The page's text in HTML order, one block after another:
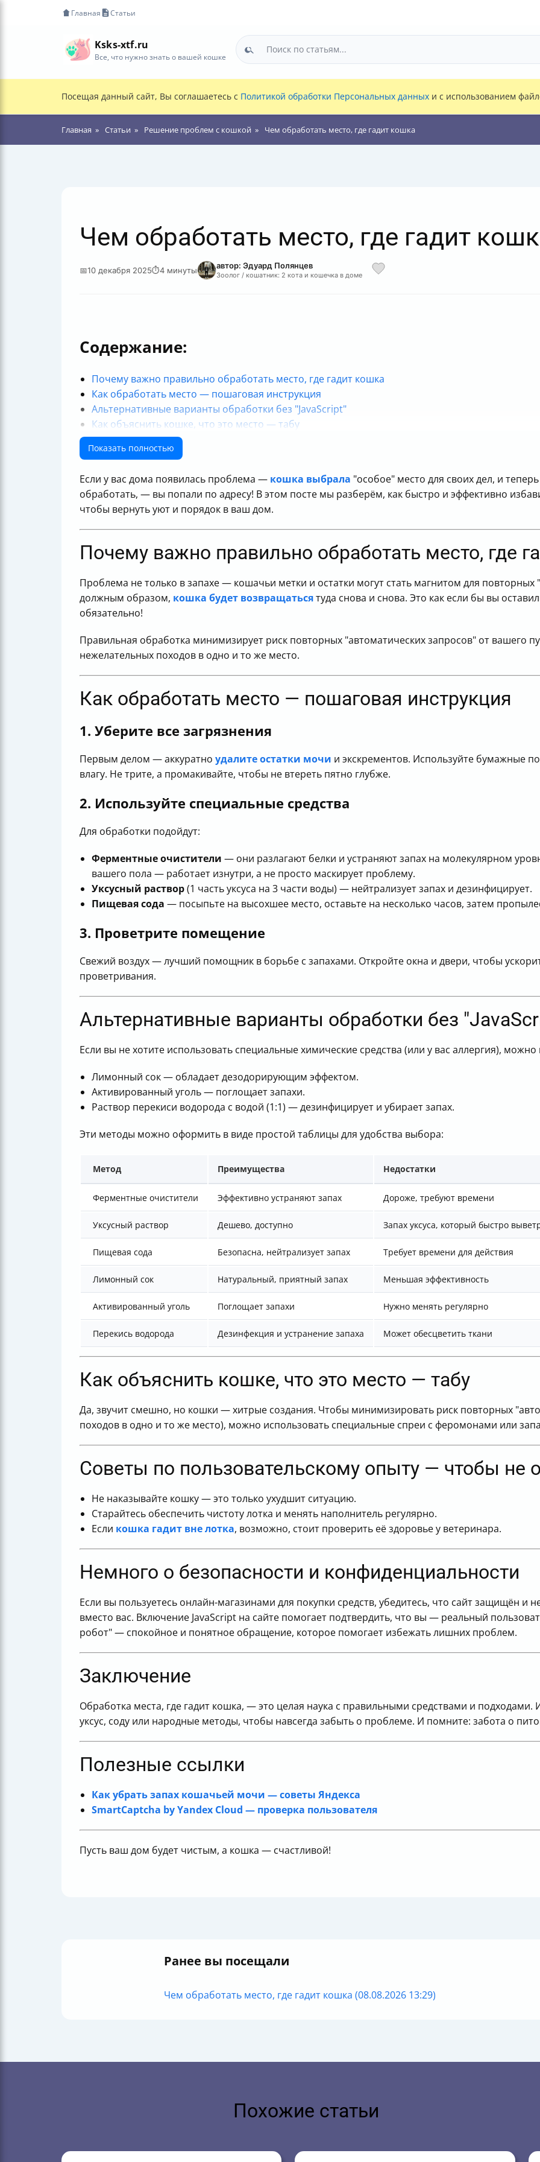
Главная Статьи
Ksks-xtf.ru
Все, что нужно знать о вашей кошке
Посещая данный сайт, Вы соглашаетесь с Политикой обработки Персональных данных и с использованием
Главная Статьи Решение проблем с кошкой Чем обработать место, где гадит кошка
Чем обработать место, где гадит
📅10 декабря 2025⏱4 минуты автор: Эдуард Полянцев
Зоолог / кошатник: 2 кота и кошечка в доме
Содержание:
Почему важно правильно обработать место, где гадит кошка
Как обработать место — пошаговая инструкция
Альтернативные варианты обработки без "JavaScript"
Как объяснить кошке, что это место — табу
Советы по пользовательскому опыту — чтобы не отталкивать питомца
Немного о безопасности и конфиденциальности
Полезные ссылки
Показать полностью
Если у вас дома появилась проблема — кошка выбрала "особое" место для своих дел, и
обработать, — вы попали по адресу! В этом посте мы разберём, как быстро и эффективно
чтобы вернуть уют и порядок в ваш дом.
Почему важно правильно обработать место, где
Проблема не только в запахе — кошачьи метки и остатки могут стать магнитом для повторных
должным образом, кошка будет возвращатьсятуда снова и снова. Это как если бы вы
обязательно!
Правильная обработка минимизирует риск повторных "автоматических запросов" от вашего
нежелательных походов в одно и то же место.
Как обработать место — пошаговая инструкция
1. Уберите все загрязнения
Первым делом — аккуратно удалите остатки мочи и экскрементов. Используйте бумажные
влагу. Не трите, а промакивайте, чтобы не втереть пятно глубже.
2. Используйте специальные средства
Для обработки подойдут:
Ферментные очистители — они разлагают белки и устраняют запах на молекулярном
вашего пола — работает изнутри, а не просто маскирует проблему.
Уксусный раствор(1 часть уксуса на 3 части воды) — нейтрализует запах и дезинфицирует.
Пищевая сода — посыпьте на высохшее место, оставьте на несколько часов, затем
3. Проветрите помещение
Свежий воздух — лучший помощник в борьбе с запахами. Откройте окна и двери, чтобы
проветривания.
Альтернативные варианты обработки без
Если вы не хотите использовать специальные химические средства (или у вас аллергия),
Лимонный сок — обладает дезодорирующим эффектом.
Активированный уголь — поглощает запахи.
Раствор перекиси водорода с водой (1:1) — дезинфицирует и убирает запах.
Эти методы можно оформить в виде простой таблицы для удобства выбора:
Метод Преимущества Недостатки
Ферментные очистители Эффективно устраняют запах Дороже, требуют времени
Уксусный раствор Дешево, доступно Запах уксуса, который быстро
Пищевая сода Безопасна, нейтрализует запах Требует времени для действия
Лимонный сок Натуральный, приятный запах Меньшая эффективность
Активированный уголь Поглощает запахи Нужно менять регулярно
Перекись водорода Дезинфекция и устранение запаха Может обесцветить ткани
Как объяснить кошке, что это место — табу
Да, звучит смешно, но кошки — хитрые создания. Чтобы минимизировать риск повторных
походов в одно и то же место), можно использовать специальные спреи с феромонами или
Советы по пользовательскому опыту — чтобы не
Не наказывайте кошку — это только ухудшит ситуацию.
Старайтесь обеспечить чистоту лотка и менять наполнитель регулярно.
Если кошка гадит вне лотка, возможно, стоит проверить её здоровье у ветеринара.
Немного о безопасности и конфиденциальности
Если вы пользуетесь онлайн-магазинами для покупки средств, убедитесь, что сайт защищён и
вместо вас. Включение JavaScript на сайте помогает подтвердить, что вы — реальный
робот" — спокойное и понятное обращение, которое помогает избежать лишних проблем.
Заключение
Обработка места, где гадит кошка, — это целая наука с правильными средствами и
уксус, соду или народные методы, чтобы навсегда забыть о проблеме. И помните: забота о
Полезные ссылки
Как убрать запах кошачьей мочи — советы Яндекса
SmartCaptcha by Yandex Cloud — проверка пользователя
Пусть ваш дом будет чистым, а кошка — счастливой!
Ранее вы посещали
Чем обработать место, где гадит кошка (08.08.2026 13:29)
Похожие статьи